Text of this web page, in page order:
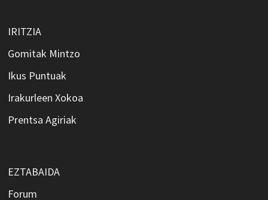
IRITZIA
Gomitak Mintzo
Ikus Puntuak
Irakurleen Xokoa
Prentsa Agiriak
EZTABAIDA
Forum